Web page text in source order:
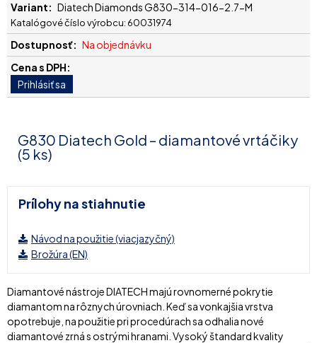
Diatech Diamonds G830-314-016-2.7-M
Katalógové číslo výrobcu: 60031974
Na objednávku
G830 Diatech Gold – diamantové vrtáčiky
(5 ks)
Prílohy na stiahnutie
Návod na použitie (viacjazyčný)
Brožúra (EN)
Diamantové nástroje DIATECH majú rovnomerné pokrytie
diamantom na rôznych úrovniach. Keď sa vonkajšia vrstva
opotrebuje, na použitie pri procedúrach sa odhalia nové
diamantové zrná s ostrými hranami. Vysoký štandard kvality